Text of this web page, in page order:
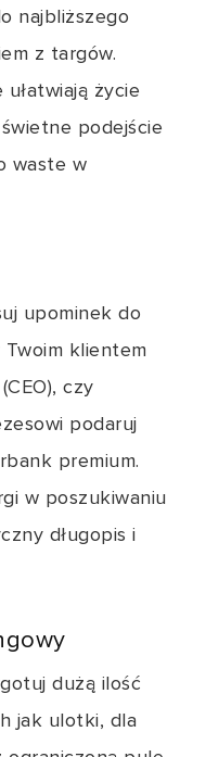
najbliższego
z targów.
życie
podejście
waste w
upominek do
klientem
czy
podaruj
premium.
w poszukiwaniu
długopis i
dużą ilość
jak ulotki, dla